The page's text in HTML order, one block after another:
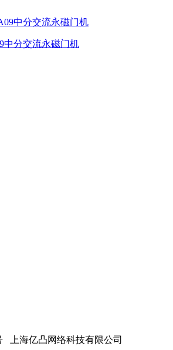
中分交流永磁门机
上海亿凸网络科技有限公司